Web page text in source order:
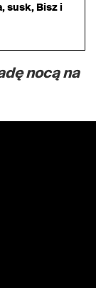
susk, Bisz i
nocą na